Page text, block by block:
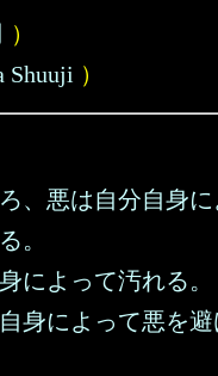
）
Shuuji ）
、悪は自分自身に
。
によって汚れる。
身によって悪を避